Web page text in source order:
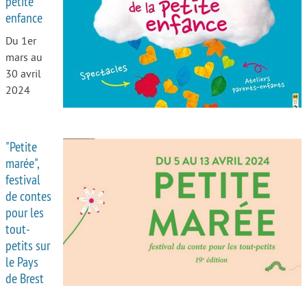
Autour de l’école
Protéger les enfants
Face au handicap
Face au deuil
Vie de couple
Aide aux parents
Place aux grands-parents
enfance
Du 1er
mars au
30 avril
2024
"Petite
marée",
festival
de contes
pour les
tout-
petits sur
le Pays
de Brest